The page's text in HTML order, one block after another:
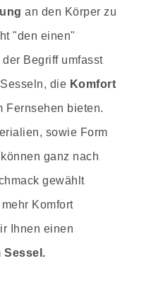
an den Körper zu
"den einen"
Begriff umfasst
die Komfort
Fernsehen bieten.
sowie Form
ganz nach
gewählt
Komfort
Ihnen einen
Sessel.